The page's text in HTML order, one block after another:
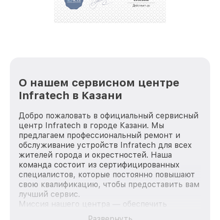
репутацию. Мы постоянно совершенствуемся и
О нашем сервисном центре
Infratech в Казани
Добро пожаловать в официальный сервисный
центр Infratech в городе Казани. Мы
предлагаем профессиональный ремонт и
обслуживание устройств Infratech для всех
жителей города и окрестностей. Наша
команда состоит из сертифицированных
специалистов, которые постоянно повышают
свою квалификацию, чтобы предоставить вам
лучший сервис.
Миссия нашего центра — обеспечить
качественный и доступный ремонт для